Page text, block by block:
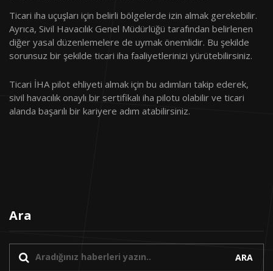
Ticari iha uçuşları için belirli bölgelerde izin almak gerekebilir.
Ayrıca, Sivil Havacılık Genel Müdürlüğü tarafından belirlenen
diğer yasal düzenlemelere de uymak önemlidir. Bu şekilde
sorunsuz bir şekilde ticari iha faaliyetlerinizi yürütebilirsiniz.
Ticari İHA pilot ehliyeti almak için bu adımları takip ederek,
sivil havacılık onaylı bir sertifikalı iha pilotu olabilir ve ticari
alanda başarılı bir kariyere adım atabilirsiniz.
Ara